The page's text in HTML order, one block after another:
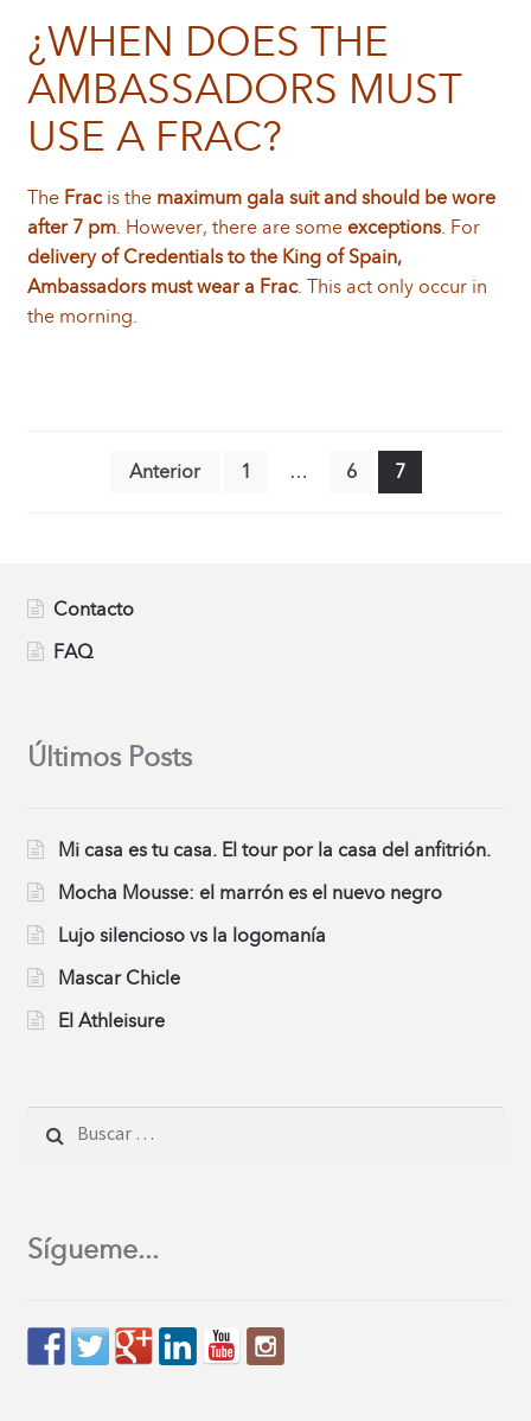
¿WHEN DOES THE
AMBASSADORS MUST
USE A FRAC?
The Fracis the maximum gala suit and should be wore
after 7 pm. However, there are some exceptions. For
delivery of Credentials to the King of Spain,
Ambassadors must wear a Frac. This act only occur in
the morning.
Navegación de entradas
Anterior 1 … 6 7
Contacto
FAQ
Últimos Posts
Mi casa es tu casa. El tour por la casa del anfitrión.
Mocha Mousse: el marrón es el nuevo negro
Lujo silencioso vs la logomanía
Mascar Chicle
El Athleisure
Sígueme...